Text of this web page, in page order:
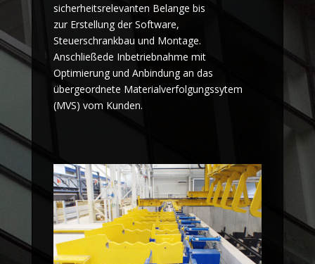
sicherheitsrelevanten Belange bis
zur Erstellung der Software,
Steuerschrankbau und Montage.
Anschließede Inbetriebnahme mit
Optimierung und Anbindung an das
übergeordnete Materialverfolgungssytem
(MVS) vom Kunden.